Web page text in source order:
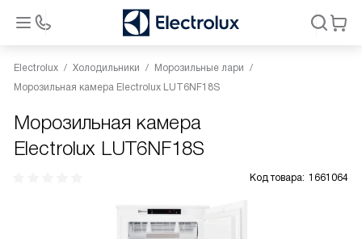
Electrolux Холодильники
Морозильные лари
Морозильная камера Electrolux LUT6NF18S
Морозильная камера
Electrolux LUT6NF18S
Код товара: 1661064